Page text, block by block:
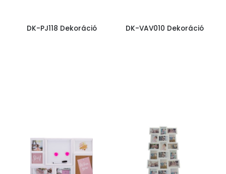
DK-PJ118 Dekoráció DK-VAV010 Dekoráció